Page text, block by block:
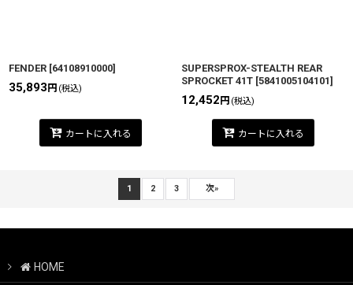
FENDER [64108910000]
35,893 円 (税込)
カートに入れる
SUPERSPROX-STEALTH REAR
SPROCKET 41T [5841005104101]
12,452 円 (税込)
カートに入れる
1 2 3 次»
HOME